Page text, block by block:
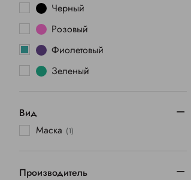
Черный
Розовый
Фиолетовый
Зеленый
Вид
Маска (1)
Производитель